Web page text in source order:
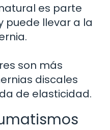
es parte
puede llevar a la
son más
discales
de elasticidad.